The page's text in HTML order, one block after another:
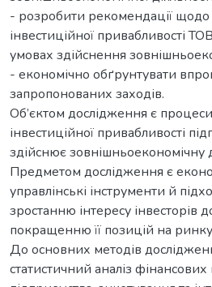
- розробити рекомендації
інвестиційної привабливості
умовах здійснення
- економічно обґрунтувати
запропонованих заходів.
Об’єктом дослідження є
інвестиційної привабливості
здійснює зовнішньоекономічну
Предметом дослідження є
управлінські інструменти й
зростанню інтересу інвесторів
покращенню її позицій на ринку
До основних методів
статистичний аналіз фінансових